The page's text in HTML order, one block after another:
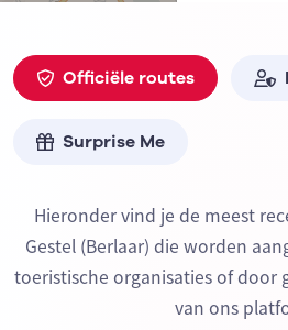
Officiële routes
Surprise Me
Hieronder vind je de meest
Gestel (Berlaar) die worden
toeristische organisaties of door
van ons